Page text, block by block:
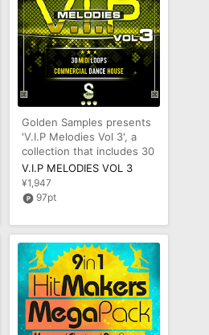
Golden Samples presents
'V.I.P Melodies Vol 3', a
collection that includes 30
holiday tunes in MIDI
V.I.P MELODIES VOL 3
¥1,947
97pt